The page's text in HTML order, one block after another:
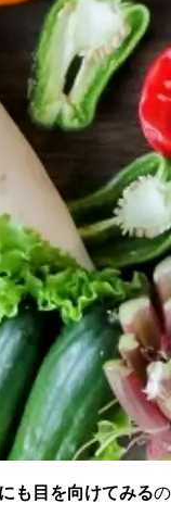
も目を向けてみるの